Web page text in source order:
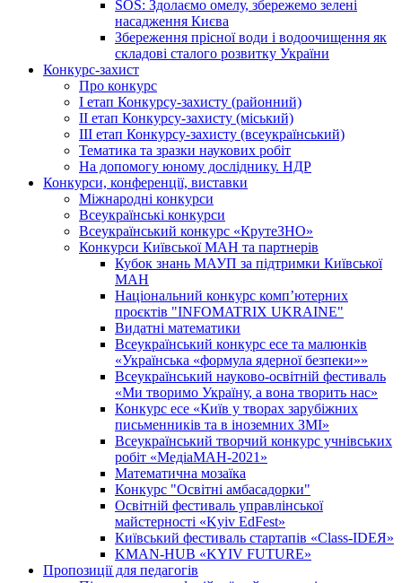
SOS: Здолаємо омелу, збережемо зелені
насадження Києва
Збереження прісної води і водоочищення як
складові сталого розвитку України
Конкурс-захист
Про конкурс
І етап Конкурсу-захисту (районний)
ІІ етап Конкурсу-захисту (міський)
ІІІ етап Конкурсу-захисту (всеукраїнський)
Тематика та зразки наукових робіт
На допомогу юному досліднику. НДР
Конкурси, конференції, виставки
Міжнародні конкурси
Всеукраїнські конкурси
Всеукраїнський конкурс «КрутеЗНО»
Конкурси Київської МАН та партнерів
Кубок знань МАУП за підтримки Київської
МАН
Національний конкурс комп’ютерних
проєктів "INFOMATRIX UKRAINE"
Видатні математики
Всеукраїнський конкурс есе та малюнків
«Українська «формула ядерної безпеки»»
Всеукраїнський науково-освітній фестиваль
«Ми творимо Україну, а вона творить нас»
Конкурс есе «Київ у творах зарубіжних
письменників та в іноземних ЗМІ»
Всеукраїнський творчий конкурс учнівських
робіт «МедіаМАН-2021»
Математична мозаїка
Конкурс "Освітні амбасадорки"
Освітній фестиваль управлінської
майстерності «Kyiv EdFest»
Київський фестиваль стартапів «Class-IDEЯ»
KMAN-HUB «KYIV FUTURE»
Пропозиції для педагогів